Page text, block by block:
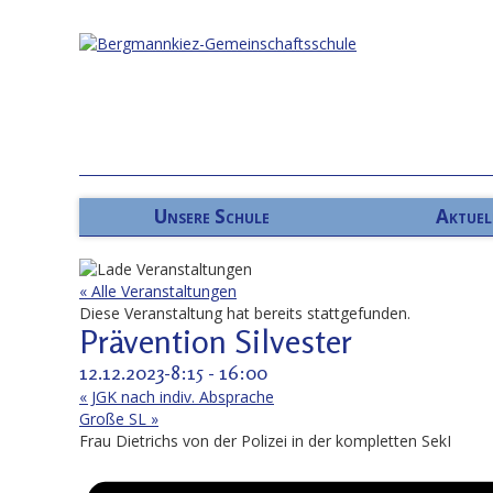
Unsere Schule
« Alle Veranstaltungen
Diese Veranstaltung hat bereits stattgefunden.
Prävention Silvester
12.12.2023-8:15 - 16:00
« JGK nach indiv. Absprache
Große SL »
Frau Dietrichs von der Polizei in der kompletten SekI